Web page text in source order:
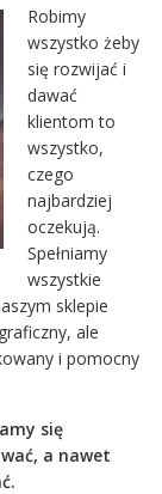
Robimy
wszystko żeby
się rozwijać i
dawać
klientom to
wszystko,
czego
najbardziej
oczekują.
Spełniamy
wszystkie
sklepie
ale
i pomocny
się
a nawet